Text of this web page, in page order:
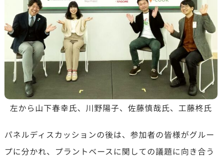
左から山下春幸氏、川野陽子、佐藤慎哉氏、工藤柊氏
パネルディスカッションの後は、参加者の皆様がグルー
プに分かれ、プラントベースに関しての議題に向き合う